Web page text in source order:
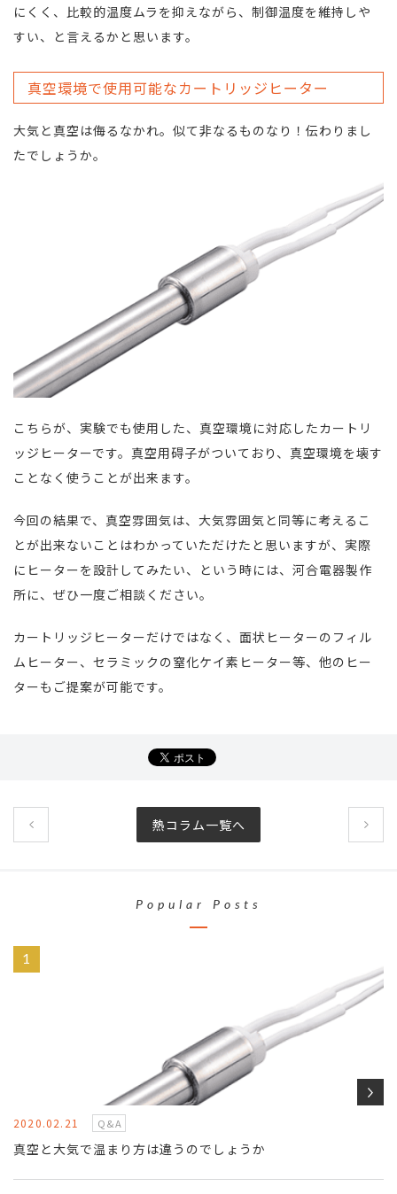
にくく、比較的温度ムラを抑えながら、制御温度を維持しや
すい、と言えるかと思います。
真空環境で使用可能なカートリッジヒーター
大気と真空は侮るなかれ。似て非なるものなり！伝わりまし
たでしょうか。
こちらが、実験でも使用した、真空環境に対応したカートリ
ッジヒーターです。真空用碍子がついており、真空環境を壊す
ことなく使うことが出来ます。
今回の結果で、真空雰囲気は、大気雰囲気と同等に考えるこ
とが出来ないことはわかっていただけたと思いますが、実際
にヒーターを設計してみたい、という時には、河合電器製作
所に、ぜひ一度ご相談ください。
カートリッジヒーターだけではなく、面状ヒーターのフィル
ムヒーター、セラミックの窒化ケイ素ヒーター等、他のヒー
ターもご提案が可能です。
熱コラム一覧へ
Popular Posts
2020.02.21 Q&A
真空と大気で温まり方は違うのでしょうか